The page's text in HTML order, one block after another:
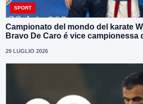
SPORT
Campionato del mondo del karate
Bravo De Caro é vice campionessa
29 LUGLIO 2026